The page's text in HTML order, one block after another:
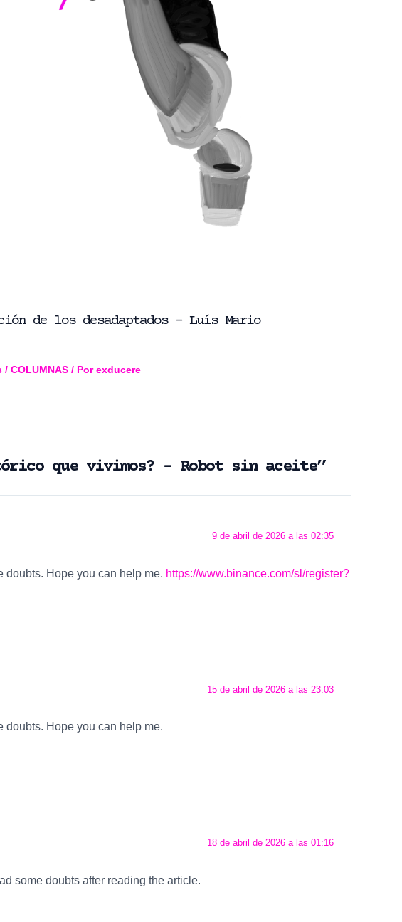
de los desadaptados – Luís Mario
/ COLUMNAS/ Porexducere
que vivimos? – Robot sin aceite”
9 de abril de 2026 a las 02:35
doubts. Hope you can help me. https://www.binance.com/sl/register?
15 de abril de 2026 a las 23:03
doubts. Hope you can help me.
18 de abril de 2026 a las 01:16
some doubts after reading the article.